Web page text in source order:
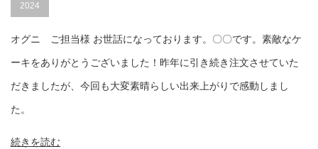
2024
オグニ ご担当様 お世話になっております。〇〇です。素敵なケ
ーキをありがとうございました！昨年に引き続き注文させていた
だきましたが、今回も大変素晴らしい出来上がりで感動しまし
た。
続きを読む